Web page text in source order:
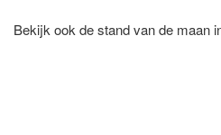
Bekijk ook de stand van de maan